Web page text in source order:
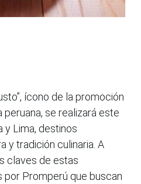
ícono de la promoción
se realizará este
y Lima, destinos
y tradición culinaria. A
claves de estas
por Promperú que buscan